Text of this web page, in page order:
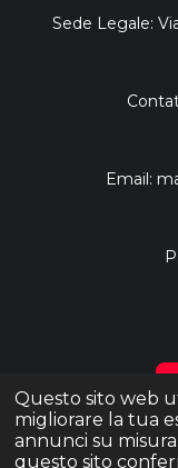
Questo sito web
migliorare la tua
annunci su
questo sito
Sede Legale:
Email:
© 2023
Fornito daWebador